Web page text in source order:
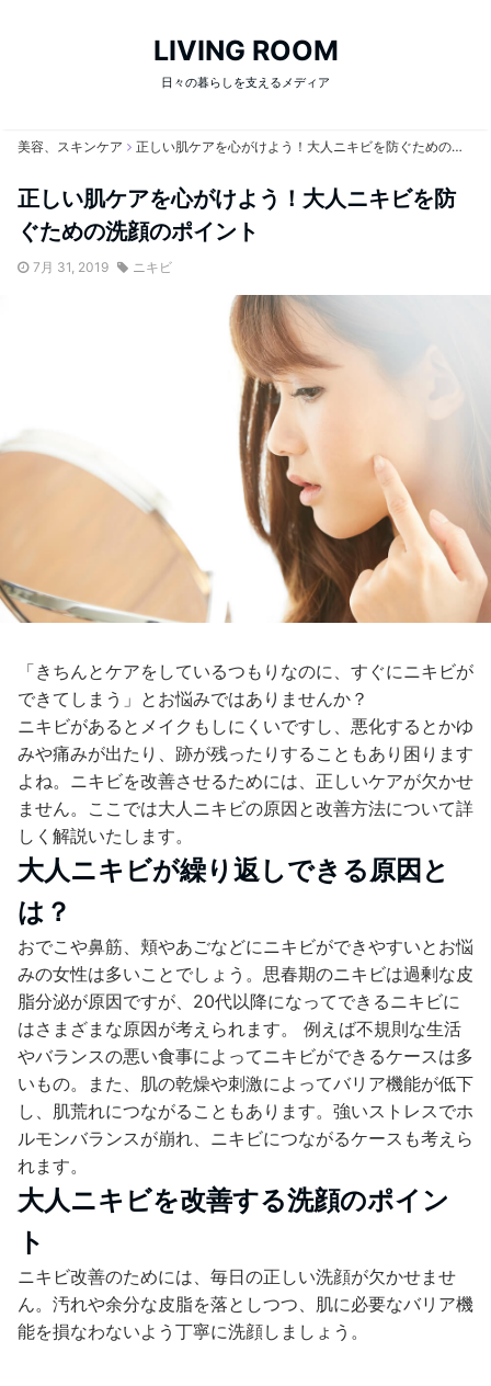
LIVING ROOM
日々の暮らしを支えるメディア
美容、スキンケア 正しい肌ケアを心がけよう！大人ニキビを防ぐための洗顔のポイント
正しい肌ケアを心がけよう！大人ニキビを防
ぐための洗顔のポイント
7月 31, 2019 ニキビ
「きちんとケアをしているつもりなのに、すぐにニキビが
できてしまう」とお悩みではありませんか？
ニキビがあるとメイクもしにくいですし、悪化するとかゆ
みや痛みが出たり、跡が残ったりすることもあり困ります
よね。ニキビを改善させるためには、正しいケアが欠かせ
ません。ここでは大人ニキビの原因と改善方法について詳
しく解説いたします。
大人ニキビが繰り返しできる原因と
は？
おでこや鼻筋、頬やあごなどにニキビができやすいとお悩
みの女性は多いことでしょう。思春期のニキビは過剰な皮
脂分泌が原因ですが、20代以降になってできるニキビに
はさまざまな原因が考えられます。 例えば不規則な生活
やバランスの悪い食事によってニキビができるケースは多
いもの。また、肌の乾燥や刺激によってバリア機能が低下
し、肌荒れにつながることもあります。強いストレスでホ
ルモンバランスが崩れ、ニキビにつながるケースも考えら
れます。
大人ニキビを改善する洗顔のポイン
ト
ニキビ改善のためには、毎日の正しい洗顔が欠かせませ
ん。汚れや余分な皮脂を落としつつ、肌に必要なバリア機
能を損なわないよう丁寧に洗顔しましょう。